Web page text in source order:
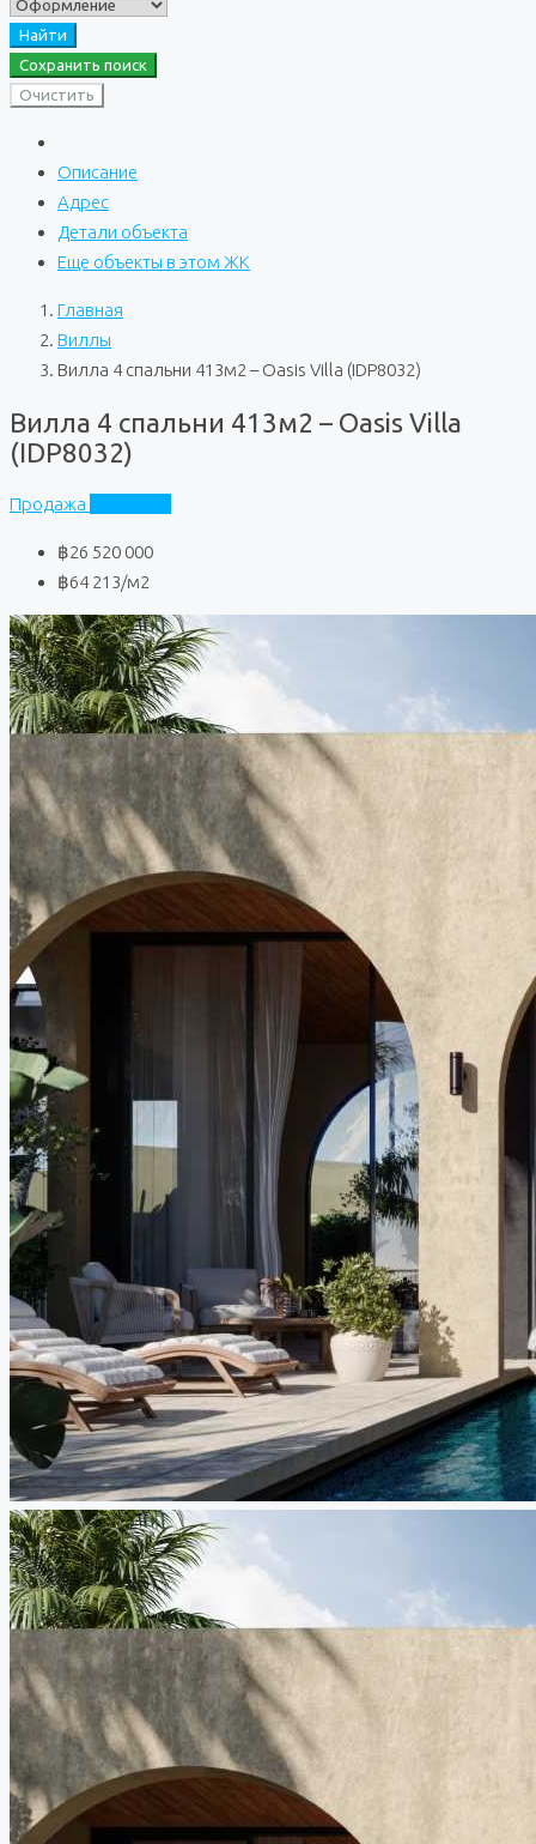
Найти
Сохранить поиск
Очистить
Описание
Адрес
Детали объекта
Еще объекты в этом ЖК
Главная
Виллы
Вилла 4 спальни 413м2 – Oasis Villa (IDP8032)
Вилла 4 спальни 413м2 – Oasis Villa
(IDP8032)
Продажа
฿26 520 000
฿64 213/м2